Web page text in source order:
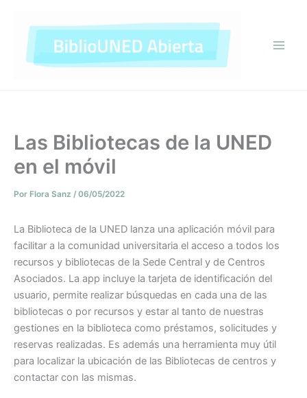
contenido
Las Bibliotecas de la UNED
en el móvil
Por Flora Sanz / 06/05/2022
La Biblioteca de la UNED lanza una aplicación móvil para
facilitar a la comunidad universitaria el acceso a todos los
recursos y bibliotecas de la Sede Central y de Centros
Asociados. La app incluye la tarjeta de identificación del
usuario, permite realizar búsquedas en cada una de las
bibliotecas o por recursos y estar al tanto de nuestras
gestiones en la biblioteca como préstamos, solicitudes y
reservas realizadas. Es además una herramienta muy útil
para localizar la ubicación de las Bibliotecas de centros y
contactar con las mismas.